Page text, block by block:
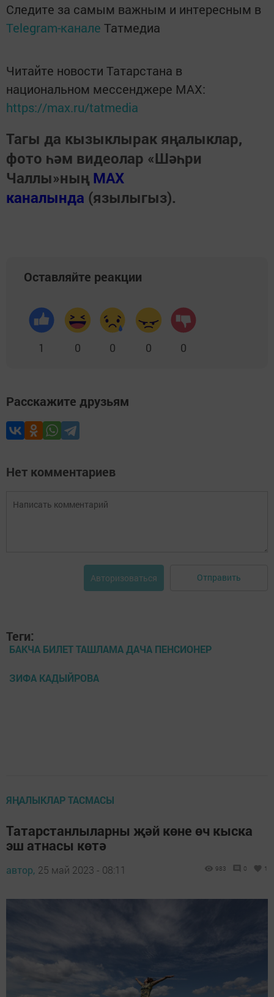
Следите за самым важным и интересным в
Telegram-канале Татмедиа
Читайте новости Татарстана в
национальном мессенджере MАХ:
https://max.ru/tatmedia
Тагы да кызыклырак яңалыклар,
фото һәм видеолар «Шәһри
Чаллы»ның MAX
каналында (язылыгыз).
Оставляйте реакции
1 0 0 0 0
Расскажите друзьям
Нет комментариев
Авторизоваться Отправить
Теги:
БАКЧА БИЛЕТ ТАШЛАМА ДАЧА ПЕНСИОНЕР
ЗИФА КАДЫЙРОВА
ЯҢАЛЫКЛАР ТАСМАСЫ
Татарстанлыларны җәй көне өч кыска
эш атнасы көтә
автор, 25 май 2023 - 08:11 983 0 1